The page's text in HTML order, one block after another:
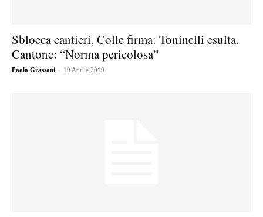
Sblocca cantieri, Colle firma: Toninelli esulta.
Cantone: “Norma pericolosa”
Paola Grassani - 19 Aprile 2019